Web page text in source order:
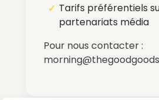
Tarifs préférentiels
partenariats média
Pour nous contacter :